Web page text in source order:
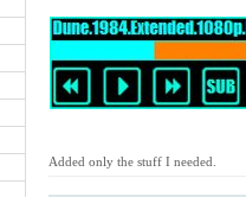
Added only the stuff I needed.